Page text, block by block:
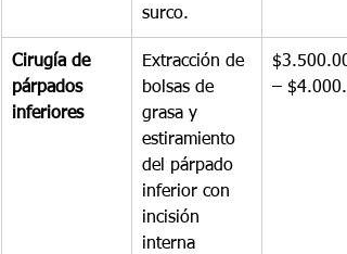
surco.
Cirugía de
párpados
inferiores
Extracción de
bolsas de
grasa y
estiramiento
del párpado
inferior con
incisión
interna
–